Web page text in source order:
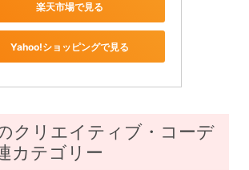
楽天市場で見る
Yahoo!ショッピングで見る
クリエイティブ・コーデ
カテゴリー